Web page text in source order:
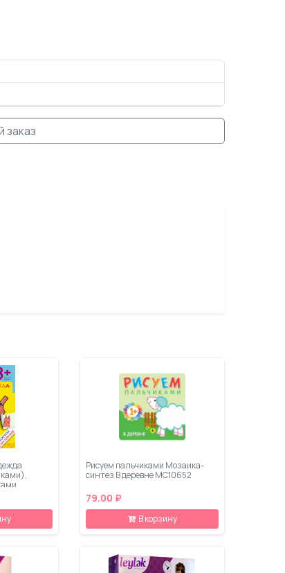
заказ
Рисуем пальчиками Мозаика-
синтез В деревне МС10652
79.00 ₽
В корзину